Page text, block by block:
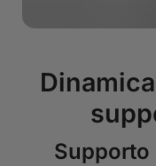
Supporto